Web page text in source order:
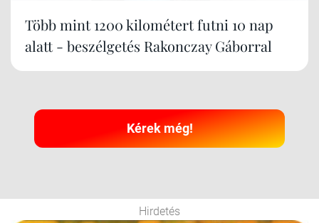
Több mint 1200 kilométert futni 10 nap
alatt - beszélgetés Rakonczay Gáborral
Kérek még!
Hirdetés